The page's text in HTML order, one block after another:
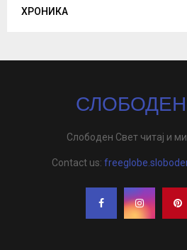
ХРОНИКА
Слободен Свет читај и
Contact us: